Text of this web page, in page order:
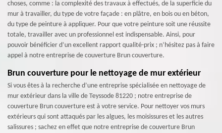
choses, comme : la complexité des travaux à effectués, de la superficie du
mur à travailler, du type de votre façade : en plâtre, en bois ou en béton,
du type de peinture à appliquer. Pour que votre peinture soit une réussite
totale, travailler avec un professionnel est indispensable. Ainsi, pour
pouvoir bénéficier d’un excellent rapport qualité-prix ; n’hésitez pas à faire
appel à notre entreprise de couverture Brun couverture.
Brun couverture pour le nettoyage de mur extérieur
Si vous êtes à la recherche d’une entreprise spécialisée en nettoyage de
mur extérieur dans la ville de Teyssode 81220 ; notre entreprise de
couverture Brun couverture est à votre service. Pour nettoyer vos murs
extérieurs qui sont attaqués par les algues, les moisissures et les autres
salissures ; sachez en effet que notre entreprise de couverture Brun